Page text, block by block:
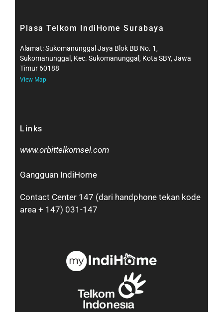
Plasa Telkom IndiHome Surabaya
Alamat: Sukomanunggal Jaya Blok BB No. 1,
Sukomanunggal, Kec. Sukomanunggal, Kota SBY, Jawa
Timur 60188
View Map
Links
www.orbittelkomsel.com
Gangguan IndiHome
Contact Center 147 (dari handphone tekan kode
area + 147) 031-147